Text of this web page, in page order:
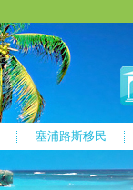
塞浦路斯移民